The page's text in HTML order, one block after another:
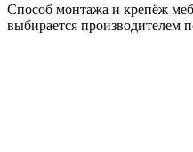
Способ монтажа и крепёж
выбирается производителем